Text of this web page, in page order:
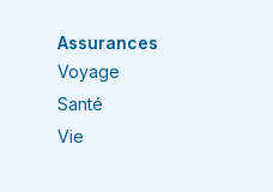
Assurances
Voyage
Santé
Vie